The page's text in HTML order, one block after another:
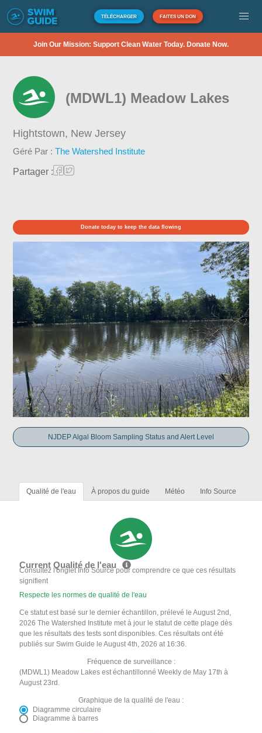
TÉLÉCHARGER FAITES UN DON
Join Our Mission: Support Clean Water Today. Donate Now.
(MDWL1) Meadow Lakes
Hightstown, New Jersey
Géré Par :The Watershed Institute
Partager :
Donate today to keep the data flowing
NJDEP Algal Bloom Sampling Status and Alert Level
Qualité de l'eau À propos du guide Météo Info Source
Current Qualité de l'eau
Consultez l'onglet Info Source pour comprendre ce que ces résultats
signifient
Respecte les normes de qualité de l'eau
Ce statut est basé sur le dernier échantillon, prélevé le August 2nd,
2026 The Watershed Institute met à jour le statut de cette plage dès
que les résultats des tests sont disponibles. Ces résultats ont été
publiés sur Swim Guide le August 4th, 2026 at 16:36.
Fréquence de surveillance :
(MDWL1) Meadow Lakes est échantillonné Weekly de May 17th à
August 23rd.
Graphique de la qualité de l'eau :
Diagramme circulaire
Diagramme à barres